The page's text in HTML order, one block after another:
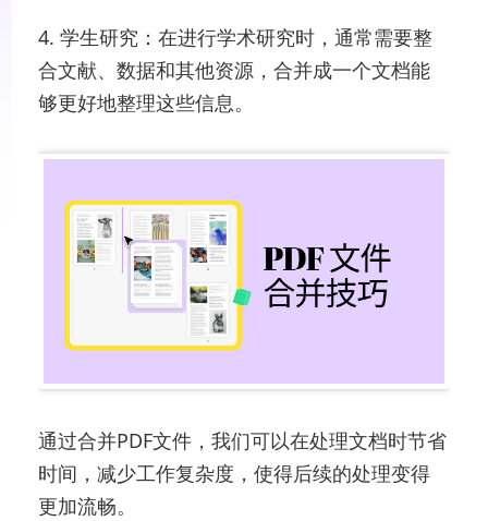
4. 学生研究：在进行学术研究时，通常需要整
合文献、数据和其他资源，合并成一个文档能
够更好地整理这些信息。
通过合并PDF文件，我们可以在处理文档时节省
时间，减少工作复杂度，使得后续的处理变得
更加流畅。